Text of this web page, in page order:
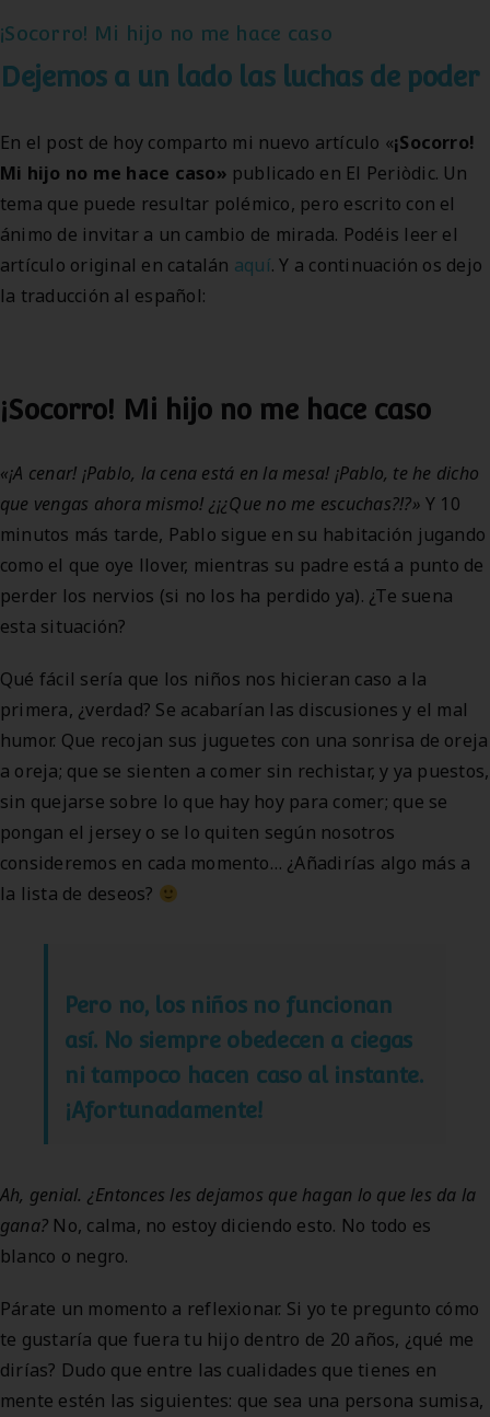
¡Socorro! Mi hijo no me hace caso
Dejemos a un lado las luchas de poder
En el post de hoy comparto mi nuevo artículo «¡Socorro!
Mi hijo no me hace caso» publicado en El Periòdic. Un
tema que puede resultar polémico, pero escrito con el
ánimo de invitar a un cambio de mirada. Podéis leer el
artículo original en catalán aquí. Y a continuación os dejo
la traducción al español:
¡Socorro! Mi hijo no me hace caso
«¡A cenar! ¡Pablo, la cena está en la mesa! ¡Pablo, te he dicho
que vengas ahora mismo! ¿¡¿Que no me escuchas?!?» Y 10
minutos más tarde, Pablo sigue en su habitación jugando
como el que oye llover, mientras su padre está a punto de
perder los nervios (si no los ha perdido ya). ¿Te suena
esta situación?
Qué fácil sería que los niños nos hicieran caso a la
primera, ¿verdad? Se acabarían las discusiones y el mal
humor. Que recojan sus juguetes con una sonrisa de oreja
a oreja; que se sienten a comer sin rechistar, y ya puestos,
sin quejarse sobre lo que hay hoy para comer; que se
pongan el jersey o se lo quiten según nosotros
consideremos en cada momento… ¿Añadirías algo más a
la lista de deseos?
Pero no, los niños no funcionan
así. No siempre obedecen a ciegas
ni tampoco hacen caso al instante.
¡Afortunadamente!
Ah, genial. ¿Entonces les dejamos que hagan lo que les da la
gana? No, calma, no estoy diciendo esto. No todo es
blanco o negro.
Párate un momento a reflexionar. Si yo te pregunto cómo
te gustaría que fuera tu hijo dentro de 20 años, ¿qué me
dirías? Dudo que entre las cualidades que tienes en
mente estén las siguientes: que sea una persona sumisa,